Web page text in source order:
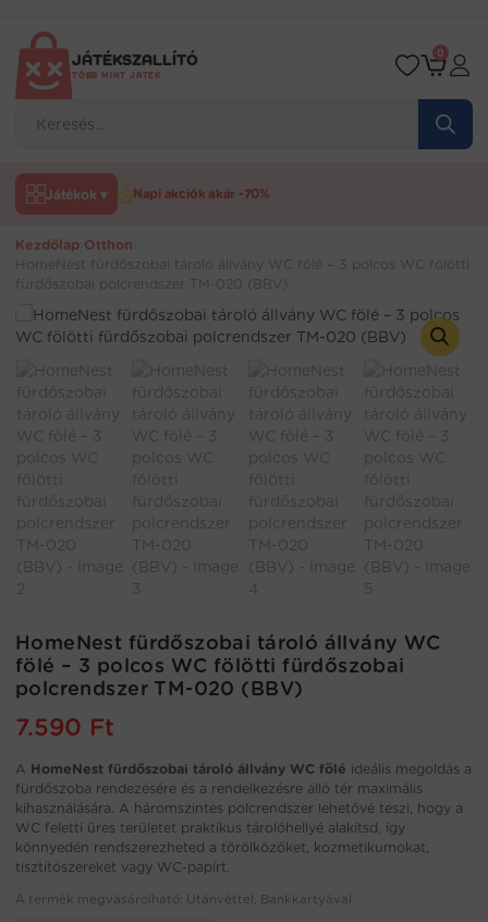
tartalomraJÁTÉKSZALLÍTÓ
TÖBB MINT JÁTÉK
search
0
Játékok ▾ Napi akciók akár -70%
Kezdőlap Otthon
HomeNest fürdőszobai tároló állvány WC fölé – 3 polcos WC fölötti
fürdőszobai polcrendszer TM-020 (BBV)
HomeNest fürdőszobai tároló állvány WC
fölé – 3 polcos WC fölötti fürdőszobai
polcrendszer TM-020 (BBV)
7.590 Ft
A HomeNest fürdőszobai tároló állvány WC fölé ideális megoldás a
fürdőszoba rendezésére és a rendelkezésre álló tér maximális
kihasználására. A háromszintes polcrendszer lehetővé teszi, hogy a
WC feletti üres területet praktikus tárolóhellyé alakítsd, így
könnyedén rendszerezheted a törölközőket, kozmetikumokat,
tisztítószereket vagy WC-papírt.
A termék megvásárolható: Utánvéttel, Bankkártyával